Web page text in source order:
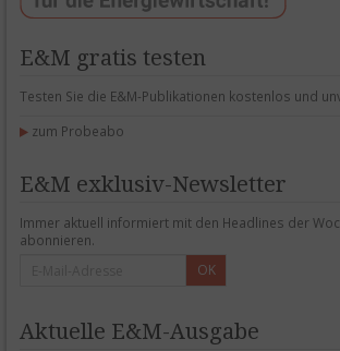
E&M gratis testen
Testen Sie die E&M-Publikationen kostenlos und
zum Probeabo
E&M exklusiv-Newsletter
Immer aktuell informiert mit den Headlines der
abonnieren.
OK
Aktuelle E&M-Ausgabe